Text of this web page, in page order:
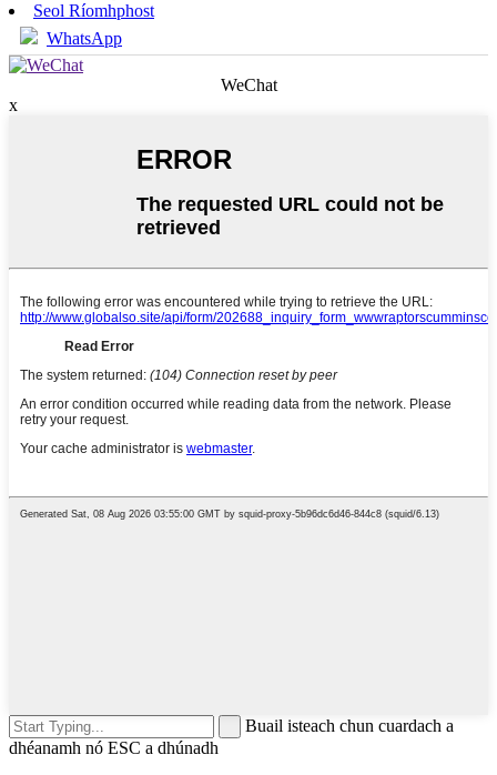
Seol Ríomhphost
WhatsApp
WeChat
x
Buail isteach chun cuardach a
dhéanamh nó ESC a dhúnadh